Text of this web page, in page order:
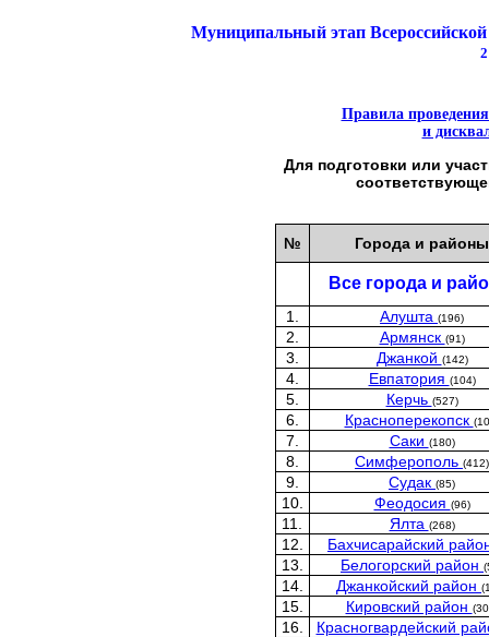
Муниципальный этап
Правила
и
Для подготовки или
№ Города и районы
Все города и
1. Алушта (196)
2. Армянск (91)
3. Джанкой (142)
4. Евпатория (104)
5. Керчь (527)
6. Красноперекопск
7. Саки (180)
8. Симферополь (412)
9. Судак (85)
10. Феодосия (96)
11. Ялта (268)
12.
Бахчисарайский
13.
Белогорский район
14. Джанкойский район
15. Кировский район
16.
Красногвардейский